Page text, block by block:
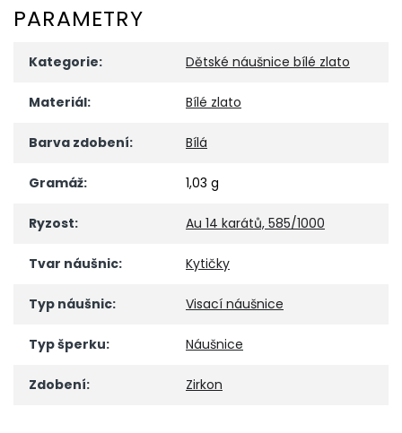
PARAMETRY
Kategorie: Dětské náušnice bílé zlato
Materiál: Bílé zlato
Barva zdobení: Bílá
Gramáž: 1,03 g
Ryzost: Au 14 karátů, 585/1000
Tvar náušnic: Kytičky
Typ náušnic: Visací náušnice
Typ šperku: Náušnice
Zdobení: Zirkon